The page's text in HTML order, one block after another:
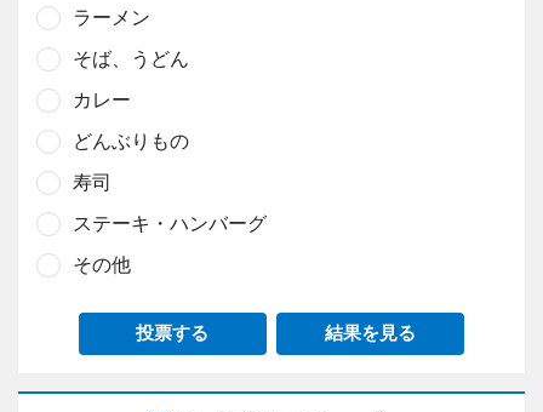
ラーメン
そば、うどん
カレー
どんぶりもの
寿司
ステーキ・ハンバーグ
その他
投票する 結果を見る